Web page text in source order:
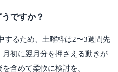
ですか？
するため、土曜枠は2〜3週間先
初に翌月分を押さえる動きが
含めて柔軟に検討を。